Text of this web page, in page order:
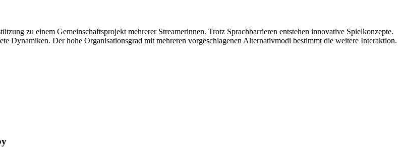
zu einem Gemeinschaftsprojekt mehrerer Streamerinnen. Trotz Sprachbarrieren entstehen innovative Spielkonzepte.
Dynamiken. Der hohe Organisationsgrad mit mehreren vorgeschlagenen Alternativmodi bestimmt die weitere Interaktion.